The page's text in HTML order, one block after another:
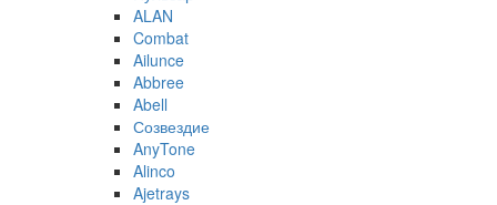
ALAN
Combat
Ailunce
Abbree
Abell
Созвездие
AnyTone
Alinco
Ajetrays